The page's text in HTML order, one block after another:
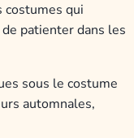
costumes qui
patienter dans les
sous le costume
automnales,